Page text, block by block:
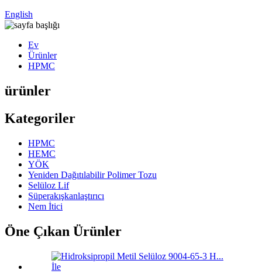
English
Ev
Ürünler
HPMC
ürünler
Kategoriler
HPMC
HEMC
YÖK
Yeniden Dağıtılabilir Polimer Tozu
Selüloz Lif
Süperakışkanlaştırıcı
Nem İtici
Öne Çıkan Ürünler